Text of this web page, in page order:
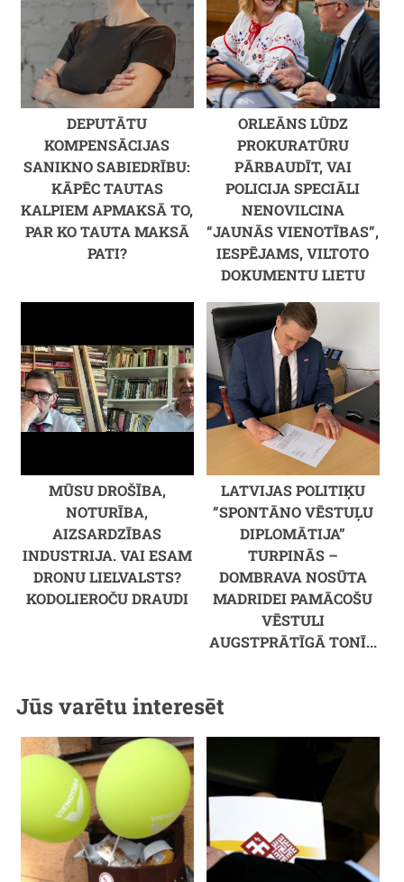
DEPUTĀTU
KOMPENSĀCIJAS
SANIKNO SABIEDRĪBU:
KĀPĒC TAUTAS
KALPIEM APMAKSĀ TO,
PAR KO TAUTA MAKSĀ
PATI?
ORLEĀNS LŪDZ
PROKURATŪRU
PĀRBAUDĪT, VAI
POLICIJA SPECIĀLI
NENOVILCINA
“JAUNĀS VIENOTĪBAS”,
IESPĒJAMS, VILTOTO
DOKUMENTU LIETU
MŪSU DROŠĪBA,
NOTURĪBA,
AIZSARDZĪBAS
INDUSTRIJA. VAI ESAM
DRONU LIELVALSTS?
KODOLIEROČU DRAUDI
LATVIJAS POLITIĶU
“SPONTĀNO VĒSTUĻU
DIPLOMĀTIJA”
TURPINĀS –
DOMBRAVA NOSŪTA
MADRIDEI PAMĀCOŠU
VĒSTULI
AUGSTPRĀTĪGĀ TONĪ...
Jūs varētu interesēt